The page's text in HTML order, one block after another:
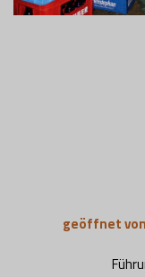
geöffnet von